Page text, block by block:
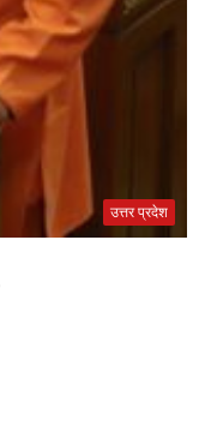
उत्तर प्रदेश